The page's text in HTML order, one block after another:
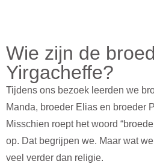
Wie zijn de
Yirgacheffe?
Tijdens ons bezoek leerden we
Manda, broeder Elias en broeder
Misschien roept het woord
op. Dat begrijpen we. Maar wat
veel verder dan religie.